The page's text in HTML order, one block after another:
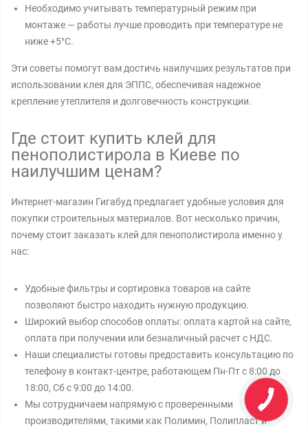
Необходимо учитывать температурный режим при
монтаже — работы лучше проводить при температуре не
ниже +5°C.
Эти советы помогут вам достичь наилучших результатов при
использовании клея для ЭППС, обеспечивая надежное
крепление утеплителя и долговечность конструкции.
Где стоит купить клей для
пенополистирола в Киеве по
наилучшим ценам?
Интернет-магазин Гигабуд предлагает удобные условия для
покупки строительных материалов. Вот несколько причин,
почему стоит заказать клей для пенополистирола именно у
нас:
Удобные фильтры и сортировка товаров на сайте
позволяют быстро находить нужную продукцию.
Широкий выбор способов оплаты: оплата картой на сайте,
оплата при получении или безналичный расчет с НДС.
Наши специалисты готовы предоставить консультацию по
телефону в контакт-центре, работающем Пн-Пт с 8:00 до
18:00, Сб с 9:00 до 14:00.
Мы сотрудничаем напрямую с проверенными
производителями, такими как Полимин, Полипласт и